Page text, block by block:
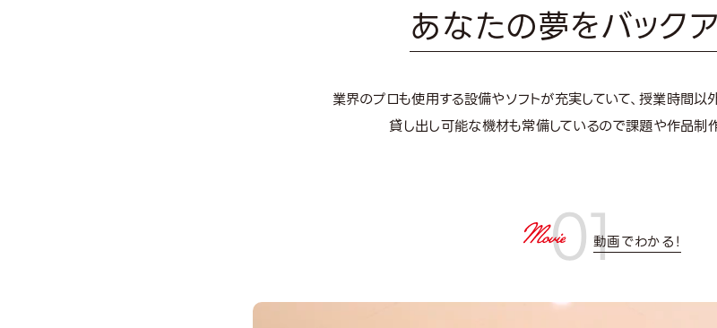
あなたの夢をバックア
業界のプロも使用する設備やソフトが充実していて、授業時間以
貸し出し可能な機材も常備しているので課題や作品制作
01動画でわかる！